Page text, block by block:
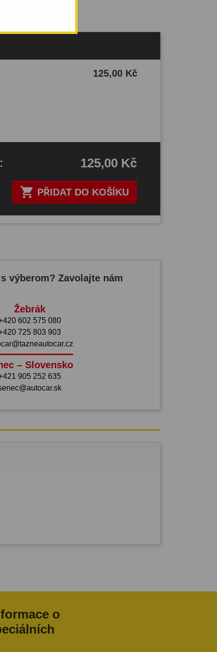
125,00 Kč
 PŘIDAT DO KOŠÍKU
: 125,00 Kč
výberom? Zavolajte nám
Žebrák
602 575 080
725 803 903
– Slovensko
905 252 635
o